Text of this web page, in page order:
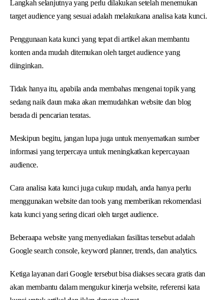
Langkah selanjutnya yang perlu dilakukan setelah menemukan
target audience yang sesuai adalah melakukana analisa kata kunci.
Penggunaan kata kunci yang tepat di artikel akan membantu
konten anda mudah ditemukan oleh target audience yang
diinginkan.
Tidak hanya itu, apabila anda membahas mengenai topik yang
sedang naik daun maka akan memudahkan website dan blog
berada di pencarian teratas.
Meskipun begitu, jangan lupa juga untuk menyematkan sumber
informasi yang terpercaya untuk meningkatkan kepercayaan
audience.
Cara analisa kata kunci juga cukup mudah, anda hanya perlu
menggunakan website dan tools yang memberikan rekomendasi
kata kunci yang sering dicari oleh target audience.
Beberaapa website yang menyediakan fasilitas tersebut adalah
Google search console, keyword planner, trends, dan analytics.
Ketiga layanan dari Google tersebut bisa diakses secara gratis dan
akan membantu dalam mengukur kinerja website, referensi kata